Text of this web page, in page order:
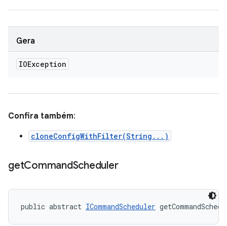
Gera
IOException
Confira também:
cloneConfigWithFilter(String...)
getCommandScheduler
public abstract ICommandScheduler